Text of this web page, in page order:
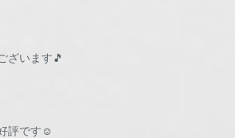
ざいます🎵
評です☺️